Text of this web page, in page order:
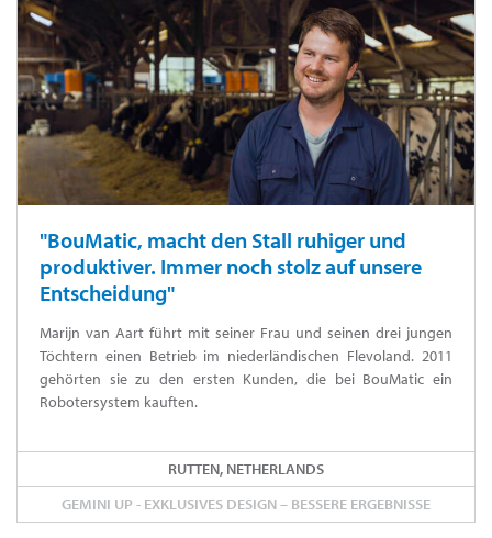
"BouMatic, macht den Stall ruhiger und
produktiver. Immer noch stolz auf unsere
Entscheidung"
Marijn van Aart führt mit seiner Frau und seinen drei jungen
Töchtern einen Betrieb im niederländischen Flevoland. 2011
gehörten sie zu den ersten Kunden, die bei BouMatic ein
Robotersystem kauften.
RUTTEN, NETHERLANDS
GEMINI UP - EXKLUSIVES DESIGN – BESSERE ERGEBNISSE